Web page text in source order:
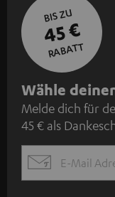
BIS ZU
45 €
RABATT
N
e
w
s
l
Wähle
Melde dich für
45 € als
EMAIL